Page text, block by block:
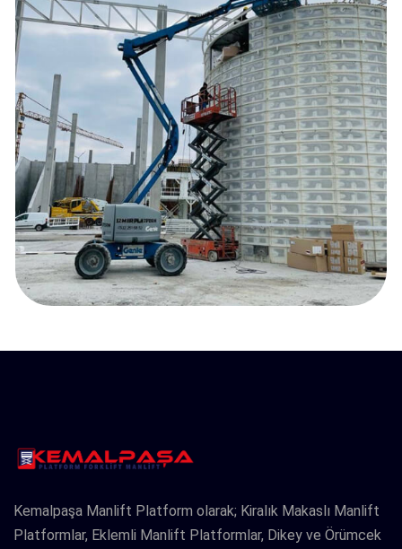
Kemalpaşa Manlift Platform olarak; Kiralık Makaslı Manlift
Platformlar, Eklemli Manlift Platformlar, Dikey ve Örümcek